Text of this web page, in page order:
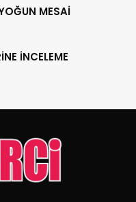
MESAİ
İNCELEME